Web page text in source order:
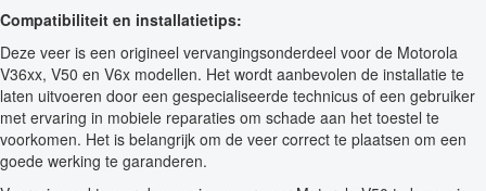
Compatibiliteit en installatietips:
Deze veer is een origineel vervangingsonderdeel voor de Motorola
V36xx, V50 en V6x modellen. Het wordt aanbevolen de installatie te
laten uitvoeren door een gespecialiseerde technicus of een gebruiker
met ervaring in mobiele reparaties om schade aan het toestel te
voorkomen. Het is belangrijk om de veer correct te plaatsen om een
goede werking te garanderen.